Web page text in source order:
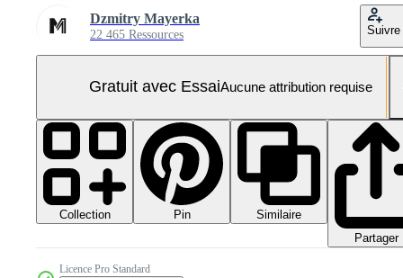
Dzmitry Mayerka
22 465 Ressources Suivre
Gratuit avec EssaiAucune attribution requise
Collection Pin
Similaire
Partager
Licence Pro Standard